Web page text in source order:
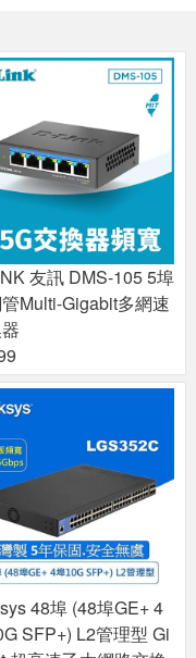
友訊 DMS-105 5埠
Multi-Gigabit多網速
48埠 (48埠GE+ 4
SFP+) L2管理型 Gi